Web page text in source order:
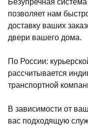
Безупречная
позволяет нам
доставку ваших
двери вашего дома.
По России:
рассчитывается
транспортной
В зависимости от
вас подходящую